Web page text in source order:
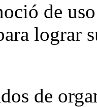
de
lograr
de